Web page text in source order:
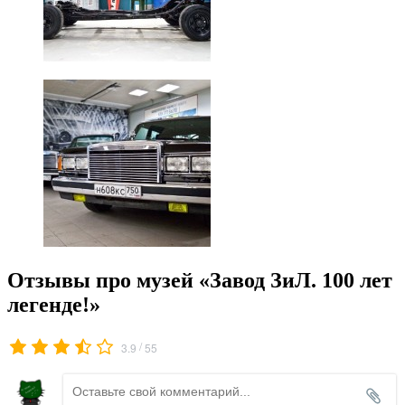
Отзывы про музей «Завод ЗиЛ. 100 лет
легенде!»
3.9 / 55